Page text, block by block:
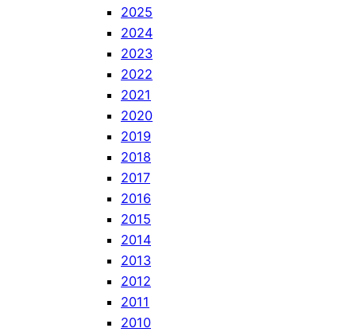
2025
2024
2023
2022
2021
2020
2019
2018
2017
2016
2015
2014
2013
2012
2011
2010